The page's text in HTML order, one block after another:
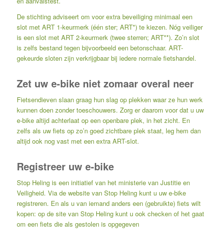
De stichting adviseert om voor extra beveiliging minimaal een
slot met ART 1-keurmerk (één ster; ART*) te kiezen. Nóg veiliger
is een slot met ART 2-keurmerk (twee sterren; ART**). Zo’n slot
is zelfs bestand tegen bijvoorbeeld een betonschaar. ART-
gekeurde sloten zijn verkrijgbaar bij iedere normale fietshandel.
Zet uw e-bike niet zomaar overal neer
Fietsendieven slaan graag hun slag op plekken waar ze hun werk
kunnen doen zonder toeschouwers. Zorg er daarom voor dat u uw
e-bike altijd achterlaat op een openbare plek, in het zicht. En
zelfs als uw fiets op zo’n goed zichtbare plek staat, leg hem dan
altijd ook nog vast met een extra ART-slot.
Registreer uw e-bike
Stop Heling is een initiatief van het ministerie van Justitie en
Veiligheid. Via de website van Stop Helingkunt u uw e-bike
registreren. En als u van iemand anders een (gebruikte) fiets wilt
kopen: op de site van Stop Heling kunt u ook checken of het gaat
om een fiets die als gestolen is opgegeven